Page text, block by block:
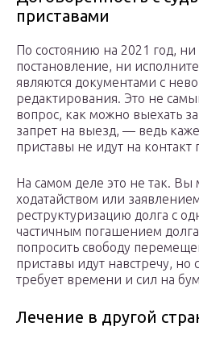
приставами
По состоянию на 2021 год, ни
постановление, ни
являются документами с
редактирования. Это не
вопрос, как можно выехать
запрет на выезд, — ведь
приставы не идут на контакт
На самом деле это не так. Вы
ходатайством или
реструктуризацию долга с
частичным погашением
попросить свободу
приставы идут навстречу, но
требует времени и сил на
Лечение в другой